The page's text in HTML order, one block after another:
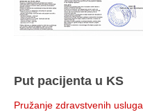
Put pacijenta u KS
Pružanje zdravstvenih usluga